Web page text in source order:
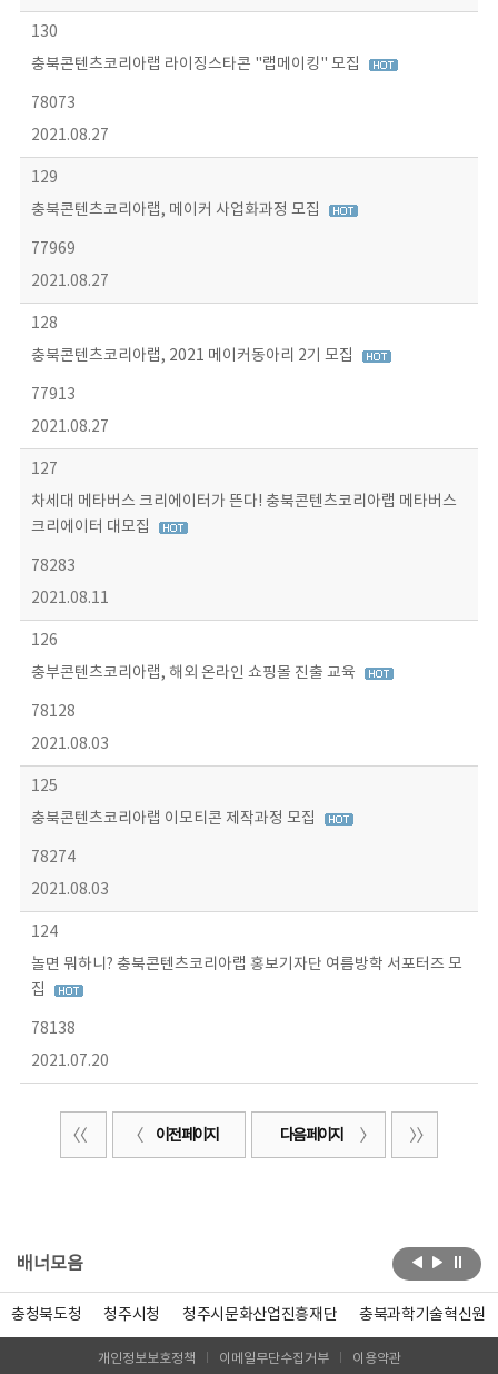
130
충북콘텐츠코리아랩 라이징스타콘 "랩메이킹" 모집
78073
2021.08.27
129
충북콘텐츠코리아랩, 메이커 사업화과정 모집
77969
2021.08.27
128
충북콘텐츠코리아랩, 2021 메이커동아리 2기 모집
77913
2021.08.27
127
차세대 메타버스 크리에이터가 뜬다! 충북콘텐츠코리아랩 메타버스
크리에이터 대모집
78283
2021.08.11
126
충부콘텐츠코리아랩, 해외 온라인 쇼핑몰 진출 교육
78128
2021.08.03
125
충북콘텐츠코리아랩 이모티콘 제작과정 모집
78274
2021.08.03
124
놀면 뭐하니? 충북콘텐츠코리아랩 홍보기자단 여름방학 서포터즈 모
집
78138
2021.07.20
이전 페이지 다음 페이지
배너모음
충청북도청 청주시청 청주시문화산업진흥재단 충북과학기술혁신원
개인정보보호정책 이메일무단수집거부 이용약관